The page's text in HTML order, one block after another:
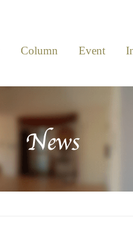
Column Event